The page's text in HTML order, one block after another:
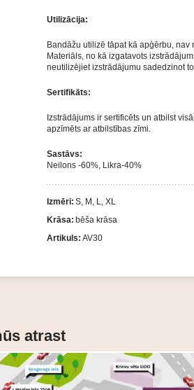
Utilizācija:
Bandāžu utilizē tāpat kā apģērbu,
Materiāls, no kā izgatavots
neutilizējiet izstrādājumu sadedzinot
Sertifikāts:
Izstrādājums ir sertificēts un atbilst
apzīmēts ar atbilstības zīmi.
Sastāvs:
Neilons -60%, Likra-40%
Izmēri: S, M, L, XL
Krāsa: bēša krāsa
Artikuls: AV30
atrast